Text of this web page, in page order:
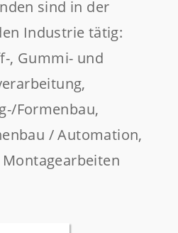
sind in der
Industrie tätig:
, Gummi- und
Formenbau,
/ Automation,